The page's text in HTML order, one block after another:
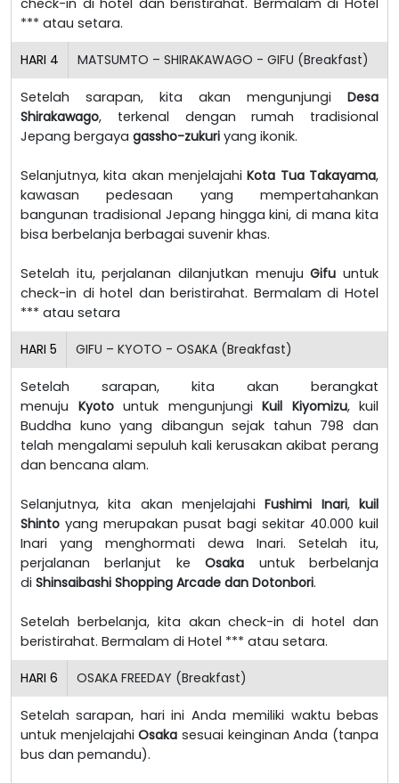
*** atau setara.
HARI 4 MATSUMTO – SHIRAKAWAGO - GIFU (Breakfast)
Setelah sarapan, kita akan mengunjungi Desa
Shirakawago, terkenal dengan rumah tradisional
Jepang bergaya gassho-zukuri yang ikonik.
Selanjutnya, kita akan menjelajahiKota Tua Takayama,
kawasan pedesaan yang mempertahankan
bangunan tradisional Jepang hingga kini, di mana kita
bisa berbelanja berbagai suvenir khas.
Setelah itu, perjalanan dilanjutkan menujuGifu untuk
check-in di hotel dan beristirahat. Bermalam di Hotel
*** atau setara
HARI 5 GIFU – KYOTO - OSAKA (Breakfast)
Setelah sarapan, kita akan berangkat
menuju Kyotountuk mengunjungi Kuil Kiyomizu, kuil
Buddha kuno yang dibangun sejak tahun 798 dan
telah mengalami sepuluh kali kerusakan akibat perang
dan bencana alam.
Selanjutnya, kita akan menjelajahiFushimi Inari,kuil
Shinto yang merupakan pusat bagi sekitar 40.000 kuil
Inari yang menghormati dewa Inari. Setelah itu,
perjalanan berlanjut keOsaka untuk berbelanja
di Shinsaibashi Shopping Arcade dan Dotonbori.
Setelah berbelanja, kita akan check-in di hotel dan
beristirahat. Bermalam di Hotel *** atau setara.
HARI 6 OSAKA FREEDAY (Breakfast)
Setelah sarapan, hari ini Anda memiliki waktu bebas
untuk menjelajahiOsaka sesuai keinginan Anda (tanpa
bus dan pemandu).